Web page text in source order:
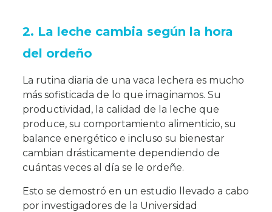
2. La leche cambia según la hora
del ordeño
La rutina diaria de una vaca lechera es mucho
más sofisticada de lo que imaginamos. Su
productividad, la calidad de la leche que
produce, su comportamiento alimenticio, su
balance energético e incluso su bienestar
cambian drásticamente dependiendo de
cuántas veces al día se le ordeñe.
Esto se demostró en un estudio llevado a cabo
por investigadores de la Universidad